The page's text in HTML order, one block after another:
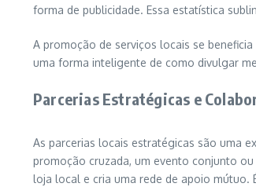
forma de publicidade. Essa estatística
A promoção de serviços locais se
uma forma inteligente de como divulgar
Parcerias Estratégicas e
As parcerias locais estratégicas são uma
promoção cruzada, um evento conjunto
loja local e cria uma rede de apoio mútuo.